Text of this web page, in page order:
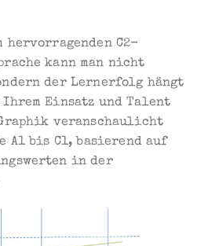
hervorragenden C2-
kann man nicht
der Lernerfolg hängt
Ihrem Einsatz und Talent
veranschaulicht
A1 bis C1, basierend auf
in der